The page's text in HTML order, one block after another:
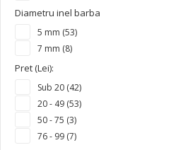
Diametru inel barba
5 mm (53)
7 mm (8)
Pret (Lei):
Sub 20 (42)
20 - 49 (53)
50 - 75 (3)
76 - 99 (7)